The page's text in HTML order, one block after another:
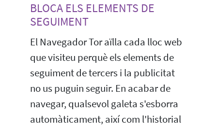
BLOCA ELS ELEMENTS DE
SEGUIMENT
El Navegador Tor aïlla cada lloc web
que visiteu perquè els elements de
seguiment de tercers i la publicitat
no us puguin seguir. En acabar de
navegar, qualsevol galeta s'esborra
automàticament, així com l'historial